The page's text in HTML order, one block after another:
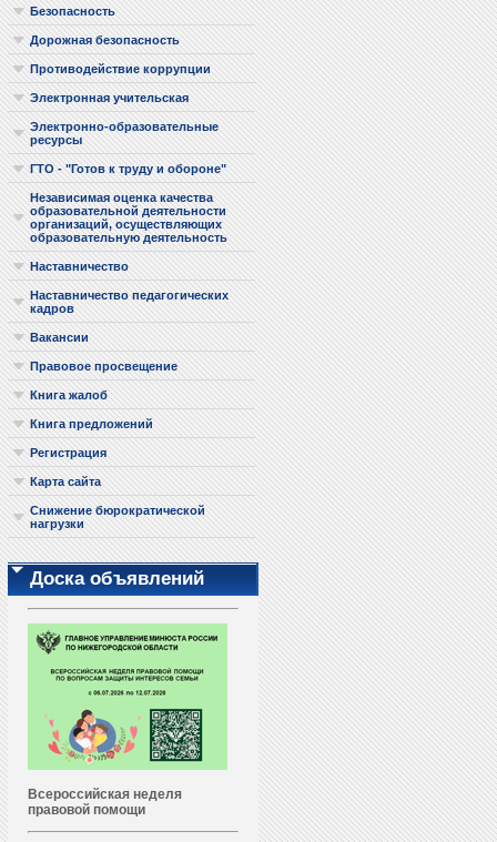
Безопасность
Дорожная безопасность
Противодействие коррупции
Электронная учительская
Электронно-образовательные
ресурсы
ГТО - "Готов к труду и обороне"
Независимая оценка качества
образовательной деятельности
организаций, осуществляющих
образовательную деятельность
Наставничество
Наставничество педагогических
кадров
Вакансии
Правовое просвещение
Книга жалоб
Книга предложений
Регистрация
Карта сайта
Снижение бюрократической
нагрузки
Доска объявлений
Всероссийская неделя
правовой помощи